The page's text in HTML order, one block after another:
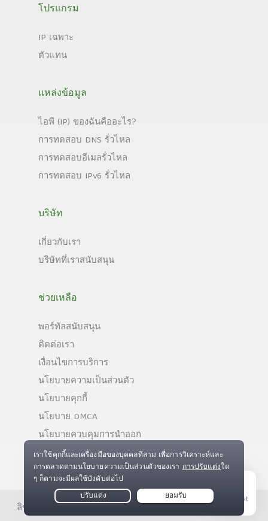
โปรแกรม
IP เฉพาะ
ตัวแทน
แหล่งข้อมูล
ไอพี (IP) ของฉันคืออะไร?
การทดสอบ DNS รั่วไหล
การทดสอบอีเมลรั่วไหล
การทดสอบ IPv6 รั่วไหล
บริษัท
เกี่ยวกับเรา
บริษัทที่เราสนับสนุน
ช่วยเหลือ
พอร์ทัลสนับสนุน
ติดต่อเรา
เงื่อนไขการบริการ
นโยบายความเป็นส่วนตัว
นโยบายคุกกี้
นโยบาย DMCA
นโยบายควบคุมการนำออก
ลิขสิทธิ์ © Private Internet Access, Inc. สงวนลิขสิทธิ์
Live Chat